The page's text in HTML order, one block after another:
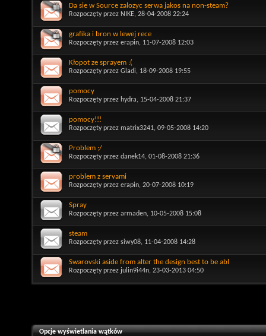
Da sie w Source zalozyc serwa jakos na non-steam?
Rozpoczęty przez NIKE, 28-04-2008 22:24
grafika i bron w lewej rece
Rozpoczęty przez erapin, 11-07-2008 12:03
Kłopot ze sprayem :(
Rozpoczęty przez Gladi, 18-09-2008 19:55
pomocy
Rozpoczęty przez hydra, 15-04-2008 21:37
pomocy!!!
Rozpoczęty przez matrix3241, 09-05-2008 14:20
Problem ;/
Rozpoczęty przez danek14, 01-08-2008 21:36
problem z servami
Rozpoczęty przez erapin, 20-07-2008 10:19
Spray
Rozpoczęty przez armaden, 10-05-2008 15:08
steam
Rozpoczęty przez siwy08, 11-04-2008 14:28
Swarovski aside from alter the design best to be abl
Rozpoczęty przez julin9i44n, 23-03-2013 04:50
Opcje wyświetlania wątków